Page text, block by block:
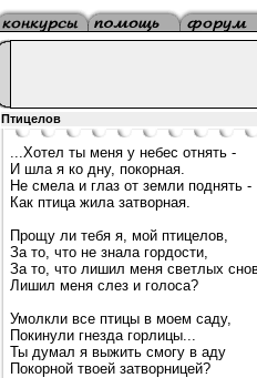
Птицелов
...Хотел ты меня у небес отнять -
И шла я ко дну, покорная.
Не смела и глаз от земли поднять -
Как птица жила затворная.
Прощу ли тебя я, мой птицелов,
За то, что не знала гордости,
За то, что лишил меня светлых
Лишил меня слез и голоса?
Умолкли все птицы в моем саду,
Покинули гнезда горлицы...
Ты думал я выжить смогу в аду
Покорной твоей затворницей?